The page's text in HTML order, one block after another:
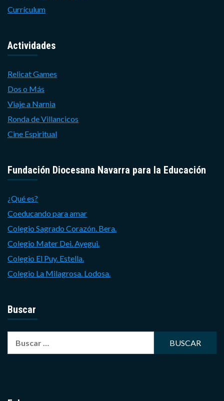
Currículum
Actividades
Relicat Games
Dos o Más
Viaje a Narnia
Ronda de Villancicos
Cine Espiritual
Fundación Diocesana Navarra para la Educación
¿Qué es?
Coeducando para amar
Colegio Sagrado Corazón. Bera.
Colegio Mater Dei. Ayegui.
Colegio El Puy. Estella.
Colegio La Milagrosa. Lodosa.
Buscar